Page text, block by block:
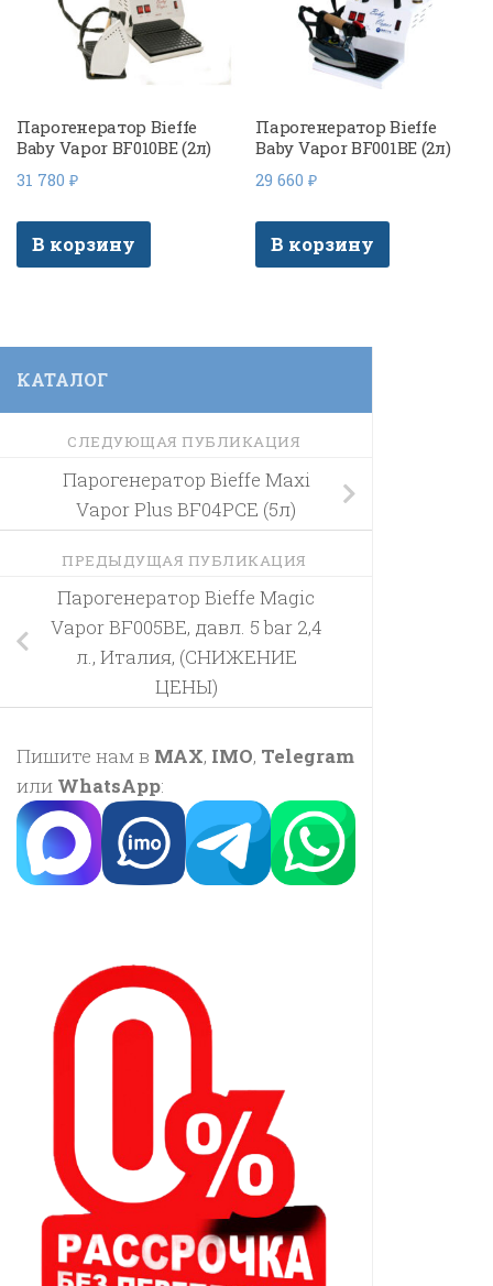
Парогенератор Bieffe
Baby Vapor BF010BE (2л)
31 780 ₽
В корзину
Парогенератор Bieffe
Baby Vapor BF001BE (2л)
29 660₽
В корзину
КАТАЛОГ
СЛЕДУЮЩАЯ ПУБЛИКАЦИЯ
Парогенератор Bieffe Maxi
Vapor Plus BF04PCE (5л)
ПРЕДЫДУЩАЯ ПУБЛИКАЦИЯ
Парогенератор Bieffe Magic
Vapor BF005BE, давл. 5 bar 2,4
л., Италия, (СНИЖЕНИЕ
ЦЕНЫ)
Пишите нам в MAX, IMO, Telegram
или WhatsApp: